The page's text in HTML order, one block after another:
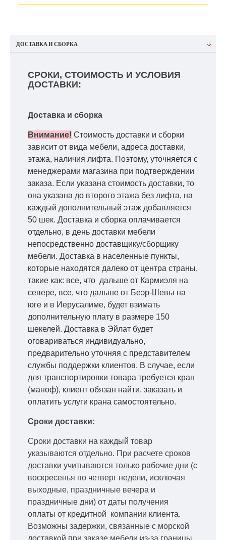
ДОСТАВКА И СБОРКА
СРОКИ, СТОИМОСТЬ И УСЛОВИЯ
ДОСТАВКИ:
Доставка и сборка
Внимание! Стоимость доставки и сборки
зависит от вида мебели, адреса доставки,
этажа, наличия лифта. Поэтому, уточняется с
менеджерами магазина при подтверждении
заказа. Если указана стоимость доставки, то
она указана до второго этажа без лифта, на
каждый дополнительный этаж добавляется
50 шек. Доставка и сборка оплачивается
отдельно, в день доставки мебели
непосредственно доставщику/сборщику
мебели. Доставка в населенные пункты,
которые находятся далеко от центра страны,
такие как: все, что дальше от Кармиэля на
севере, все, что дальше от Беэр-Шевы на
юге и в Иерусалиме, будет взимать
дополнительную плату в размере 150
шекелей. Доставка в Эйлат будет
оговариваться индивидуально,
предварительно уточняя с представителем
службы поддержки клиентов. В случае, если
для транспортировки товара требуется кран
(маноф), клиент обязан найти, заказать и
оплатить услуги крана самостоятельно.
Сроки доставки:
Сроки доставки на каждый товар
указываются отдельно. При расчете сроков
доставки учитываются только рабочие дни (с
воскресенья по четверг недели, исключая
выходные, праздничные вечера и
праздничные дни) от даты получения
оплаты от кредитной компании клиента.
Возможны задержки, связанные с морской
доставкой при заказе мебели из-за границы,